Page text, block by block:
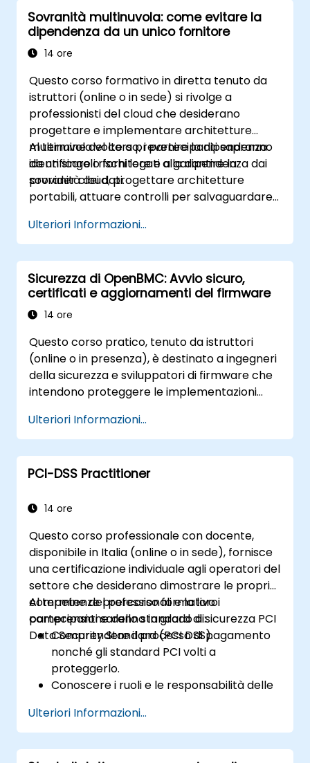
Sovranità multinuvola: come evitare la
dipendenza da un unico fornitore
14 ore
Questo corso formativo in diretta tenuto da
istruttori (online o in sede) si rivolge a
professionisti del cloud che desiderano
progettare e implementare architetture
multinuvola volte a prevenire la dipendenza
da un singolo fornitore e a garantire la
sovranità dei dati.
Al termine del corso, i partecipanti sapranno
identificare i rischi legati alla dipendenza dai
provider cloud, progettare architetture
portabili, attuare controlli per salvaguardare
indipendenti dal cloud.
Ulteriori Informazioni...
Sicurezza di OpenBMC: Avvio sicuro,
certificati e aggiornamenti del firmware
14 ore
Questo corso pratico, tenuto da istruttori
(online o in presenza), è destinato a ingegneri
della sicurezza e sviluppatori di firmware che
intendono proteggere le implementazioni
autorizzati e modifiche illecite al firmware.
Ulteriori Informazioni...
PCI-DSS Practitioner
14 ore
Questo corso professionale con docente,
disponibile in Italia (online o in sede), fornisce
una certificazione individuale agli operatori del
settore che desiderano dimostrare le proprie
competenze professionali e la loro
comprensione dello standard di sicurezza PCI
Data Security Standard (PCI DSS).
Al termine del percorso formativo i
partecipanti saranno in grado di:
Comprendere il processo di pagamento
nonché gli standard PCI volti a
proteggerlo.
Conoscere i ruoli e le responsabilità delle
pagamenti.
Avere una conoscenza approfondita dei
12 requisiti previsti dallo standard PCI DSS.
Ulteriori Informazioni...